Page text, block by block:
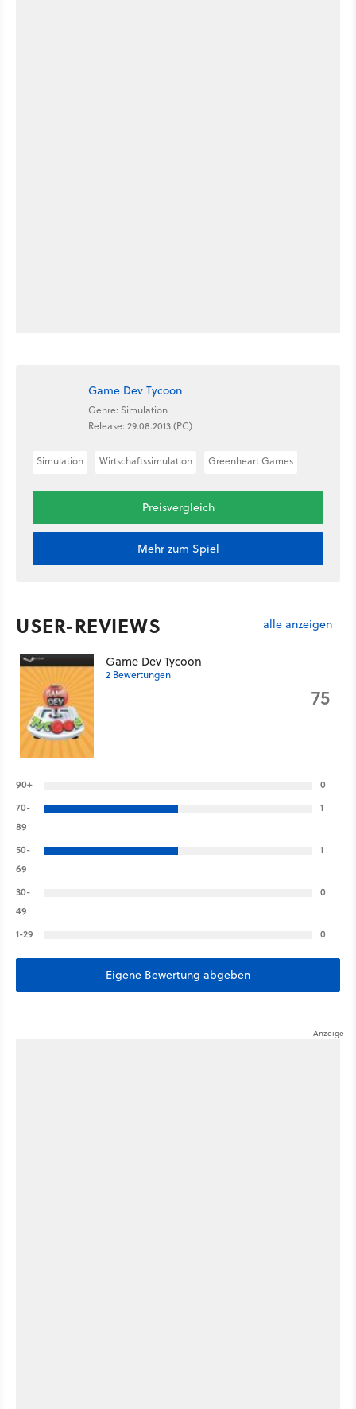
Game Dev Tycoon
Genre: Simulation
Release: 29.08.2013 (PC)
Simulation Wirtschaftssimulation Greenheart Games
Preisvergleich
Mehr zum Spiel
USER-REVIEWS alle anzeigen
Game Dev Tycoon
2 Bewertungen
75
90+
0
70-
89
1
50-
69
1
30-
49
0
1-29 0
Eigene Bewertung abgeben